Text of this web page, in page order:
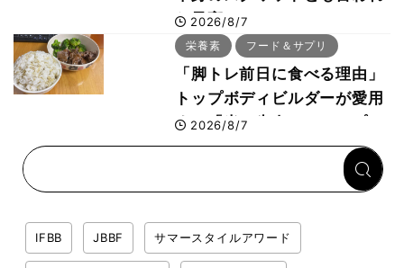
た最高マシン“ノーチラス・
プルオーバーマシン”とは？
2026/8/7
栄養素 フード＆サプリ
「脚トレ前日に食べる理由」
トップボディビルダーが愛用
する「米＋牛肉」のシンプル
回復メシとは？
2026/8/7
IFBB JBBF サマースタイルアワード